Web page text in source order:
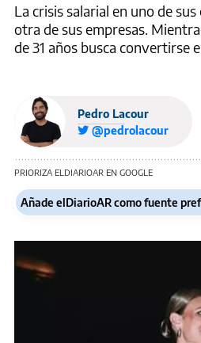
La crisis salarial en uno de
otra de sus empresas.
de 31 años busca convertirse
Pedro Lacour
@pedrolacour
PRIORIZA ELDIARIOAR EN GOOGLE
Añade elDiarioAR como fuente